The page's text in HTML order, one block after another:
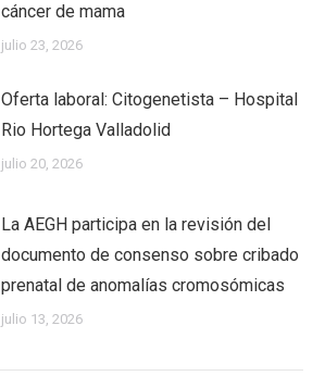
cáncer de mama
julio 23, 2026
Oferta laboral: Citogenetista – Hospital
Rio Hortega Valladolid
julio 20, 2026
La AEGH participa en la revisión del
documento de consenso sobre cribado
prenatal de anomalías cromosómicas
julio 13, 2026